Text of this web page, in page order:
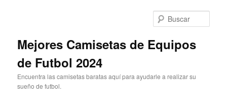
Mejores Camisetas de Equipos
de Futbol 2024
Encuentra las camisetas baratas aquí para ayudarle a realizar su
sueño de futbol.